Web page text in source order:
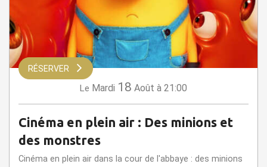
RÉSERVER
Le Mardi 18 Août à 21:00
Cinéma en plein air : Des minions et
des monstres
Cinéma en plein air dans la cour de l'abbaye : des minions